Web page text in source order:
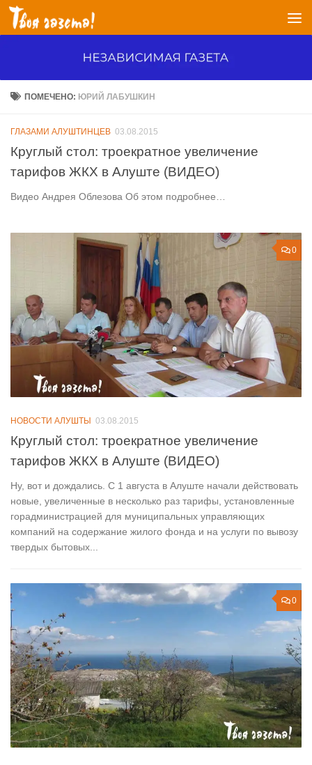
Перейти к содержимому
ПОМЕЧЕНО: ЮРИЙ ЛАБУШКИН
ГЛАЗАМИ АЛУШТИНЦЕВ 03.08.2015
Круглый стол: троекратное увеличение
тарифов ЖКХ в Алуште (ВИДЕО)
Видео Андрея Облезова Об этом подробнее…
0
НОВОСТИ АЛУШТЫ 03.08.2015
Круглый стол: троекратное увеличение
тарифов ЖКХ в Алуште (ВИДЕО)
Ну, вот и дождались. С 1 августа в Алуште начали действовать
новые, увеличенные в несколько раз тарифы, установленные
горадминистрацией для муниципальных управляющих
компаний на содержание жилого фонда и на услуги по вывозу
твердых бытовых...
0